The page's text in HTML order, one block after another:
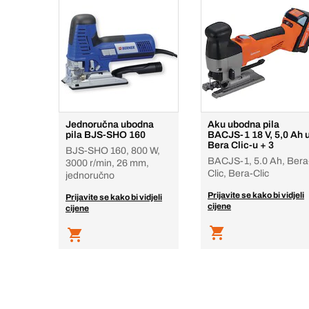
Jednoručna ubodna
pila BJS-SHO 160
BJS-SHO 160, 800 W,
3000 r/min, 26 mm,
jednoručno
Prijavite se kako bi vidjeli
cijene
Aku ubodna pila
BACJS-1 18 V, 5,0 Ah
Bera Clic-u + 3
BACJS-1, 5.0 Ah,
Clic, Bera-Clic
Prijavite se kako bi vidjeli
cijene